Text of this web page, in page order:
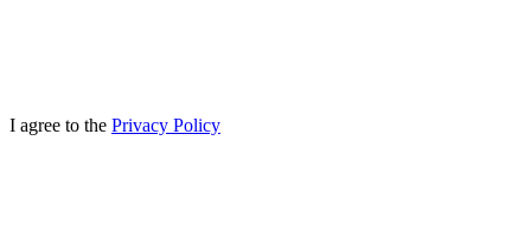
I agree to the Privacy Policy